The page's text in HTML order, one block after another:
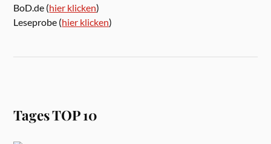
BoD.de (hier klicken)
Leseprobe (hier klicken)
Tages TOP 10